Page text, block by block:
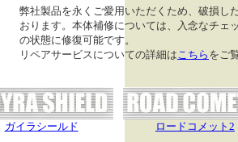
弊社製品を永くご愛用いただくため、破損し
おります。本体補修については、入念なチェ
の状態に修復可能です。
リペアサービスについての詳細はこちら をご
ガイラシールド ロードコメット2